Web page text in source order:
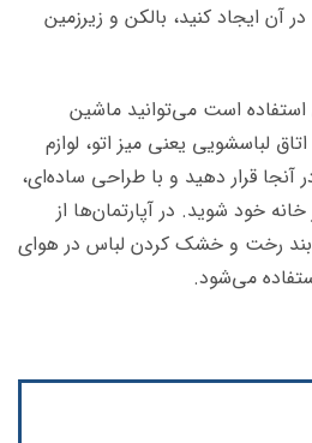
آن ایجاد کنید، بالکن و زیرزمین
استفاده است می­‌توانید ماشین
لباسشویی یعنی میز اتو، لوازم
قرار دهید و با طراحی ساده­‌ای،
خود شوید. در آپارتمان­‌ها از
بند رخت و خشک کردن لباس در هوای
می­‌شود.